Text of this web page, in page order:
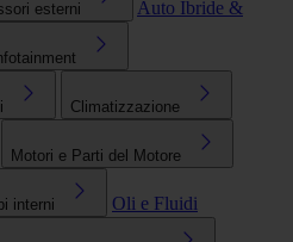
esterni Auto Ibride &
Climatizzazione
Motori e Parti del Motore
interni Oli e Fluidi